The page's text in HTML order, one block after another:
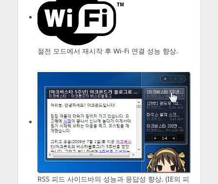
절전 모드에서 재시작 후 Wi-Fi 연결 성능 향상.
RSS 피드 사이드바의 성능과 응답성 향상. (IE의 피